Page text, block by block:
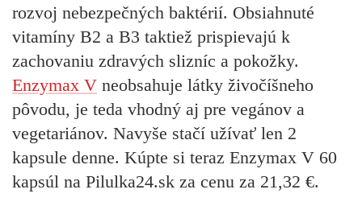
rozvoj nebezpečných baktérií. Obsiahnuté
vitamíny B2 a B3 taktiež prispievajú k
zachovaniu zdravých slizníc a pokožky.
Enzymax V neobsahuje látky živočíšneho
pôvodu, je teda vhodný aj pre vegánov a
vegetariánov. Navyše stačí užívať len 2
kapsule denne. Kúpte si teraz Enzymax V 60
kapsúl na Pilulka24.sk za cenu za 21,32 €.